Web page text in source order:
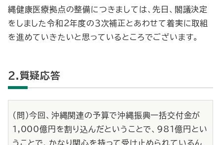
縄健康医療拠点の整備につきましては、先日、閣議決定
をしました令和２年度の３次補正とあわせて着実に取組
を進めていきたいと思っているところでございます。
2.質疑応答
（問）今回、沖縄関連の予算で沖縄振興一括交付金が
1,000億円を割り込んだということで、981億円とい
うことで、かなり関心を持って受け止められているん